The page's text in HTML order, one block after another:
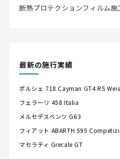
断熱プロテクションフィルム施
最新の施行実績
ポルシェ 718 Cayman GT4 RS
フェラーリ 458 Italia
メルセデスベンツ G63
フィアット ABARTH 595
マセラティ Grecale GT